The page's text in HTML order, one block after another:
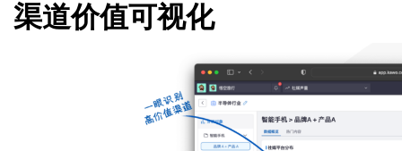
渠道价值可视化